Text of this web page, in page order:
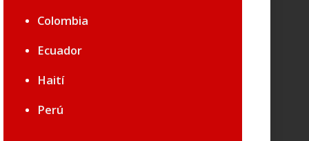
Colombia
Ecuador
Haití
Perú